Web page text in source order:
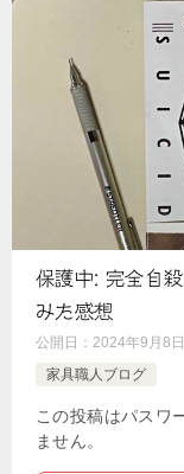
保護中: 完全自
みた感想
公開日： 2024年9月8日
家具職人ブログ
この投稿はパスワ
ません。